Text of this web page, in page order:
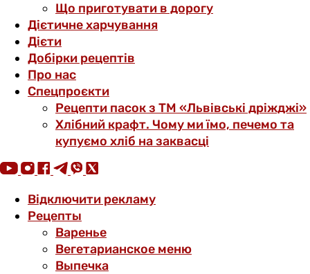
Що приготувати в дорогу
Дієтичне харчування
Дієти
Добірки рецептів
Про нас
Спецпроєкти
Рецепти пасок з ТМ «Львівські дріжджі»
Хлібний крафт. Чому ми їмо, печемо та
купуємо хліб на заквасці
Відключити рекламу
Рецепты
Варенье
Вегетарианское меню
Выпечка